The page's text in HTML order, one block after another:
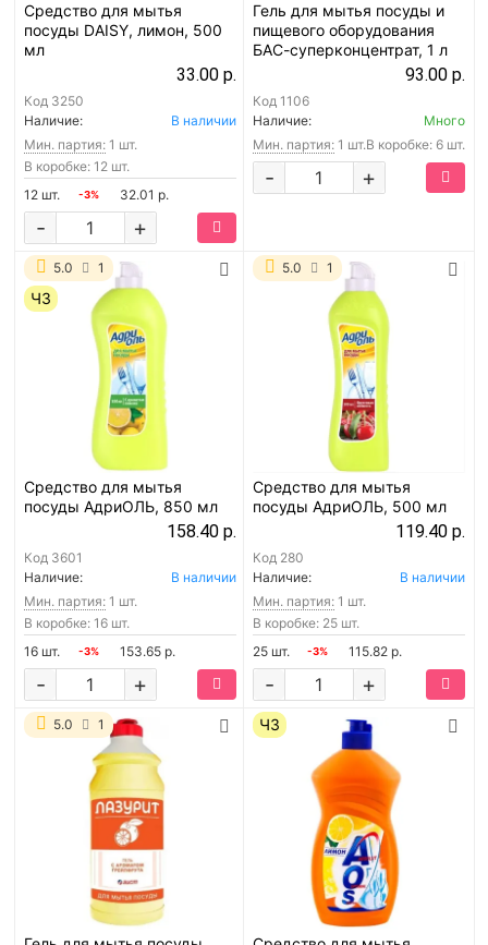
Средство для мытья
посуды DAISY, лимон, 500
мл
33.00 р.
Код 3250
Наличие:
В наличии
Мин. партия: 1 шт.
В коробке: 12 шт.
12 шт.
-3% 32.01 р.
+
-
Гель для мытья посуды и
пищевого оборудования
БАС-суперконцентрат, 1 л
93.00 р.
Код 1106
Наличие:
Много
Мин. партия: 1 шт.В коробке: 6 шт.
+
-
5.0 1
ЧЗ
Средство для мытья
посуды АдриОЛЬ, 850 мл
158.40 р.
Код 3601
Наличие:
В наличии
Мин. партия: 1 шт.
В коробке: 16 шт.
16 шт.
-3% 153.65 р.
+
-
5.0 1
Средство для мытья
посуды АдриОЛЬ, 500 мл
119.40 р.
Код 280
Наличие:
В наличии
Мин. партия: 1 шт.
В коробке: 25 шт.
25 шт.
-3% 115.82 р.
+
-
5.0 1 ЧЗ